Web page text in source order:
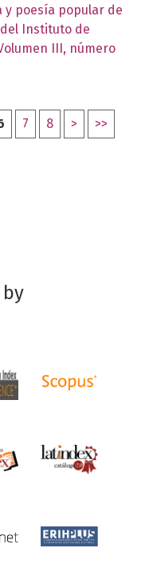
y poesía popular de
Instituto de
III, número
7 8 > >>